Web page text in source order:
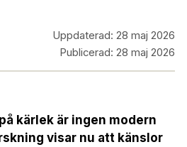
Uppdaterad: 28 maj 2026
Publicerad: 28 maj 2026
kärlek är ingen modern
visar nu att känslor